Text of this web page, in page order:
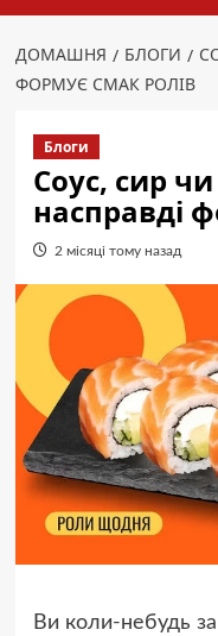
ДОМАШНЯ БЛОГИ
ФОРМУЄ СМАК РОЛІВ
Блоги
Соус, сир
насправді
2 місяці тому назад
Ви коли-небудь